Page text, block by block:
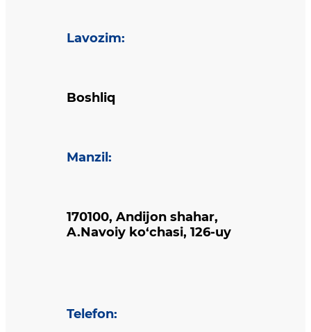
Lavozim:
Boshliq
Manzil :
170100, Andijon shahar,
A.Navoiy ko‘chasi, 126-uy
Telefon: